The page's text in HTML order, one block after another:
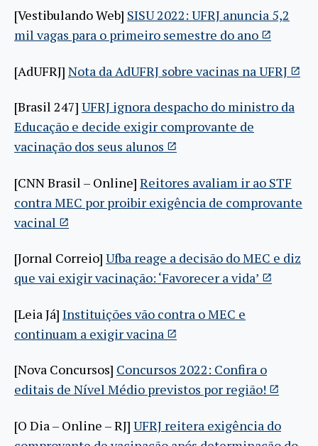
[Vestibulando Web] SISU 2022: UFRJ anuncia 5,2
mil vagas para o primeiro semestre do ano
[AdUFRJ] Nota da AdUFRJ sobre vacinas na UFRJ
[Brasil 247] UFRJ ignora despacho do ministro da
Educação e decide exigir comprovante de
vacinação dos seus alunos
[CNN Brasil – Online] Reitores avaliam ir ao STF
contra MEC por proibir exigência de comprovante
vacinal
[Jornal Correio] Ufba reage a decisão do MEC e diz
que vai exigir vacinação: ‘Favorecer a vida’
[Leia Já] Instituições vão contra o MEC e
continuam a exigir vacina
[Nova Concursos] Concursos 2022: Confira o
editais de Nível Médio previstos por região!
[O Dia – Online – RJ] UFRJ reitera exigência do